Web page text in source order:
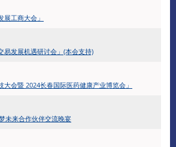
展工商大会」
易发展机遇研讨会」(本会支持)
大会暨 2024长春国际医药健康产业博览会」
未来合作伙伴交流晚宴